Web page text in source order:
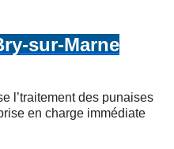
sur-Marne
l’traitement des punaises
en charge immédiate